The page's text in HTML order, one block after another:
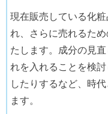
現在販売している化
れ、さらに売れるた
たします。成分の見
れを入れることを検
したりするなど、時
ます。